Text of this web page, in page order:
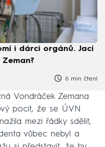
i dárci orgánů. Jací
6 min čtení
Vondráček Zemana
pocit, že se ÚVN
mezi řádky sdělit,
vůbec nebyl a